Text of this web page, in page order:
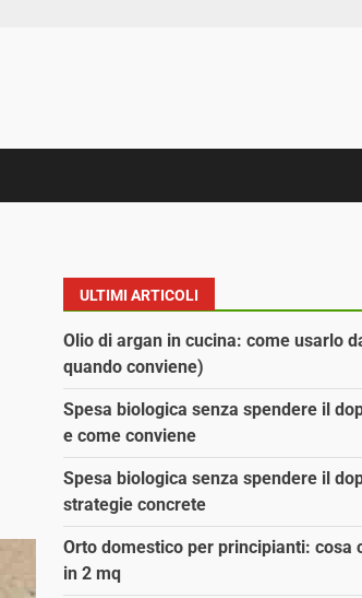
ULTIMI ARTICOLI
Olio di argan in cucina: come usarlo
quando conviene)
Spesa biologica senza spendere il
e come conviene
Spesa biologica senza spendere il
strategie concrete
Orto domestico per principianti: cosa
in 2 mq